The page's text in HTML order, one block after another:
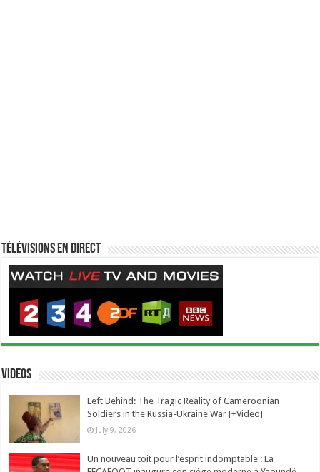
Télévisions en direct
Videos
Left Behind: The Tragic Reality of Cameroonian
Soldiers in the Russia-Ukraine War [+Video]
July 9, 2026
Un nouveau toit pour l’esprit indomptable : La